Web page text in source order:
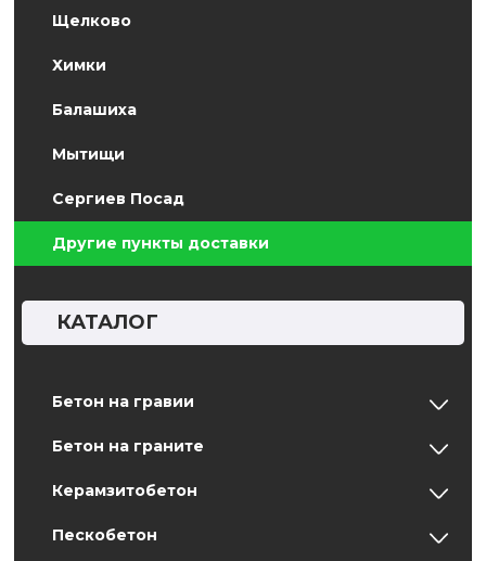
Щелково
Химки
Балашиха
Мытищи
Сергиев Посад
Другие пункты доставки
КАТАЛОГ
Бетон на гравии
Бетон на граните
Керамзитобетон
Пескобетон